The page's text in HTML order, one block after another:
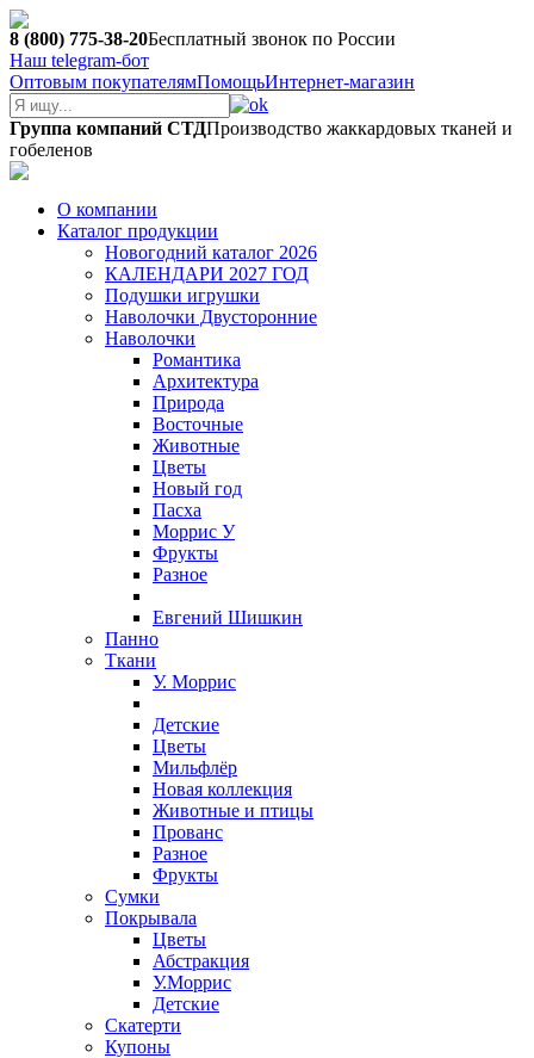
8 (800) 775-38-20Бесплатный звонок по России
Наш telegram-бот
Оптовым покупателямПомощьИнтернет-магазин
Группа компаний СТДПроизводство жаккардовых тканей и
гобеленов
О компании
Каталог продукции
Новогодний каталог 2026
КАЛЕНДАРИ 2027 ГОД
Подушки игрушки
Наволочки Двусторонние
Наволочки
Романтика
Архитектура
Природа
Восточные
Животные
Цветы
Новый год
Пасха
Моррис У
Фрукты
Разное
Евгений Шишкин
Панно
Ткани
У. Моррис
Детские
Цветы
Мильфлёр
Новая коллекция
Животные и птицы
Прованс
Разное
Фрукты
Сумки
Покрывала
Цветы
Абстракция
У.Моррис
Детские
Скатерти
Купоны